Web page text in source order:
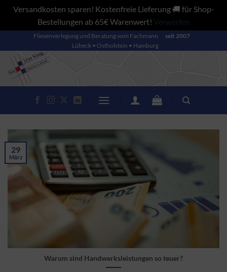
Versandkosten sparen! Kostenfreie Lieferung 🚚 für Shop-
Bestellungen ab 65€ Warenwert! Verwerfen
Inhalt
springen
Fliesenverlegung und Beratung vom Fachmann
seit 2007
Lübeck • Ostholstein • Hamburg
Warum sind Handwerksleistungen so teuer?
29
März